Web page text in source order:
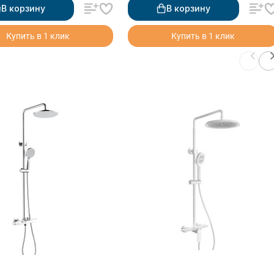
В корзину
Купить в 1 клик
В корзину
Купить в 1 клик